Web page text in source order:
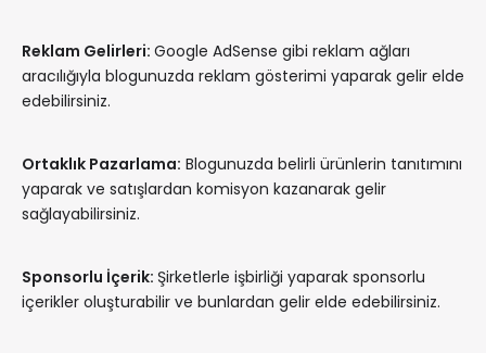
Reklam Gelirleri: Google AdSense gibi reklam ağları
aracılığıyla blogunuzda reklam gösterimi yaparak gelir elde
edebilirsiniz.
Ortaklık Pazarlama: Blogunuzda belirli ürünlerin tanıtımını
yaparak ve satışlardan komisyon kazanarak gelir
sağlayabilirsiniz.
Sponsorlu İçerik: Şirketlerle işbirliği yaparak sponsorlu
içerikler oluşturabilir ve bunlardan gelir elde edebilirsiniz.